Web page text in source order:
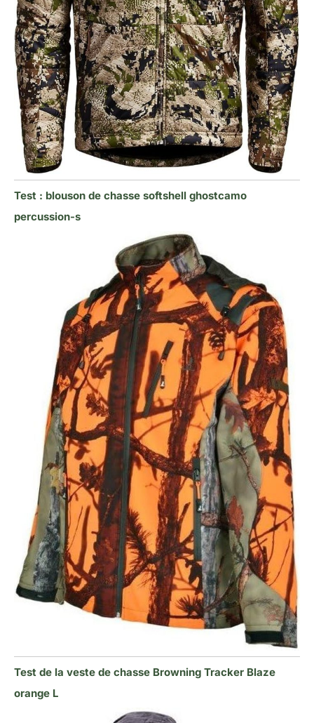
Test : blouson de chasse softshell ghostcamo
percussion-s
Test de la veste de chasse Browning Tracker Blaze
orange L